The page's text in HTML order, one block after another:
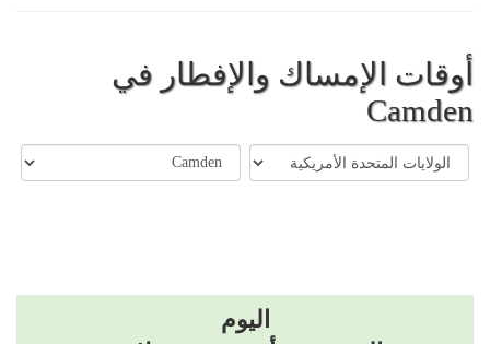
أوقات الإمساك والإفطار في
Camden
اليوم